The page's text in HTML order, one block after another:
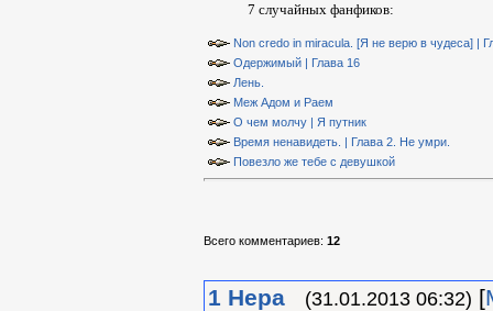
7 случайных фанфиков:
Non credo in miracula. [Я не верю в чудеса] |
Одержимый | Глава 16
Лень.
Меж Адом и Раем
О чем молчу | Я путник
Время ненавидеть. | Глава 2. Не умри.
Повезло же тебе с девушкой
Всего комментариев: 12
1 Нера (31.01.2013 06:32) [